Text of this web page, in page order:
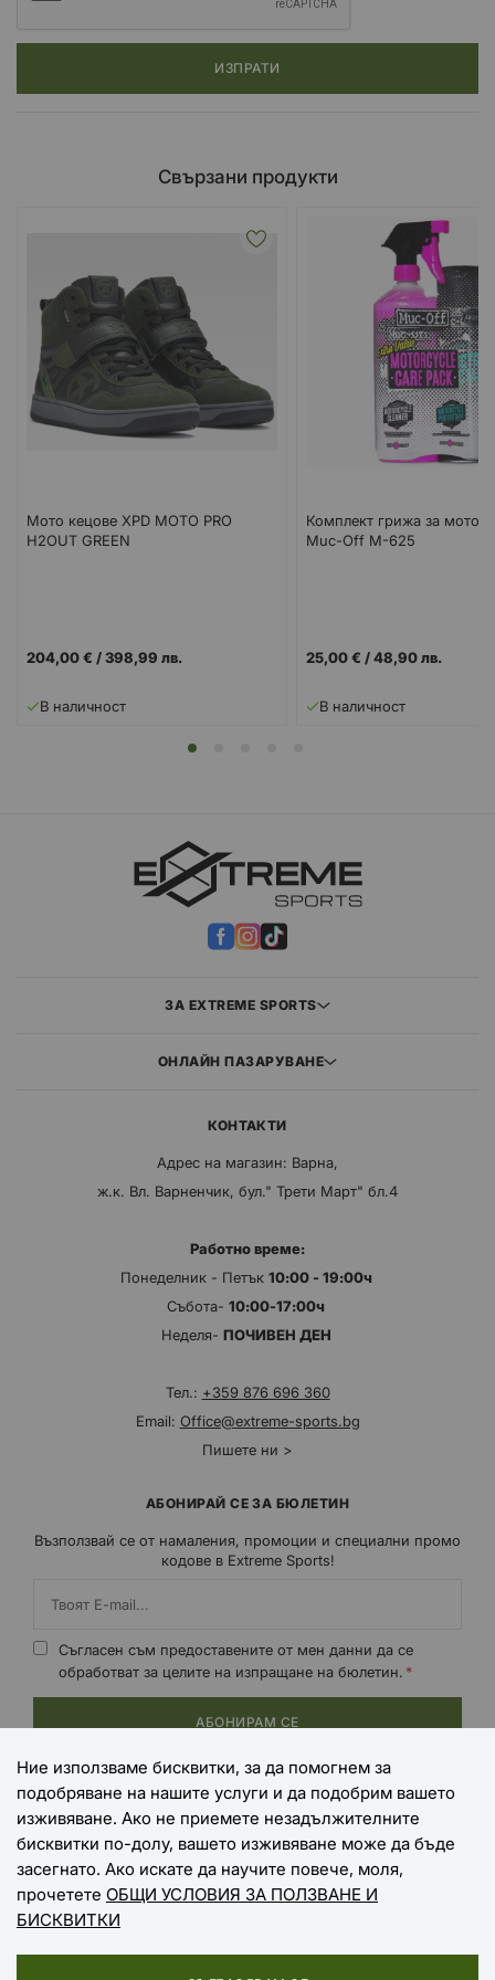
ИЗПРАТИ
Свързани продукти
Мото кецове XPD MOTO PRO
H2OUT GREEN
204,00 € /398,99 лв.
В наличност
Комплект грижа за
Muc-Off M-625
25,00 € /48,90 лв.
В наличност
ЗА EXTREME SPORTS
ОНЛАЙН ПАЗАРУВАНЕ
КОНТАКТИ
Адрес на магазин: Варна,
ж.к. Вл. Варненчик, бул." Трети Март" бл.4
Работно време:
Понеделник - Петък 10:00 - 19:00ч
Събота- 10:00-17:00ч
Неделя- ПОЧИВЕН ДЕН
Тел.: +359 876 696 360
Email: Office@extreme-sports.bg
Пишете ни >
АБОНИРАЙ СЕ ЗА БЮЛЕТИН
Възползвай се от намаления, промоции и специални промо
кодове в Extreme Sports!
Съгласен съм предоставените от мен данни да се
обработват за целите на изпращане на бюлетин.
АБОНИРАМ СЕ
НАЧИНИ НА ПЛАЩАНЕ
НАЧИНИ НА ДОСТАВКА
Ние използваме бисквитки, за да помогнем за
подобряване на нашите услуги и да подобрим вашето
изживяване. Ако не приемете незадължителните
бисквитки по-долу, вашето изживяване може да бъде
засегнато. Ако искате да научите повече, моля,
прочетете ОБЩИ УСЛОВИЯ ЗА ПОЛЗВАНЕ И
БИСКВИТКИ